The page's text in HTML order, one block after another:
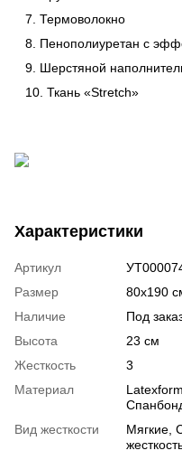
7. Термоволокно
8. Пенополиуретан с
9. Шерстяной
10. Ткань «Stretch»
Характеристики
Артикул
Размер
80х190
Наличие
Под
Высота
23 см
Жесткость
3
Материал
Latexform
Вид жесткости
Мягкие